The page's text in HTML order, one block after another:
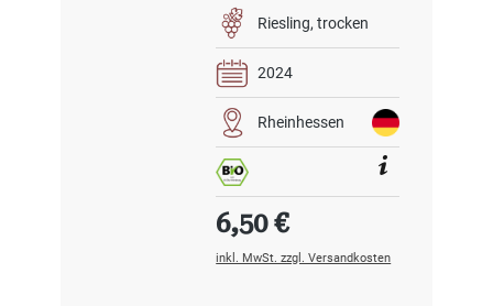
Riesling trocken
2024
Rheinhessen
Regulärer Preis:
6,50 €
inkl. MwSt. zzgl. Versandkosten